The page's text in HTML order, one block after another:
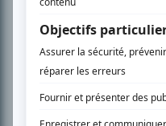
Accueil
Liste des oeuvres
Liste des comédiens